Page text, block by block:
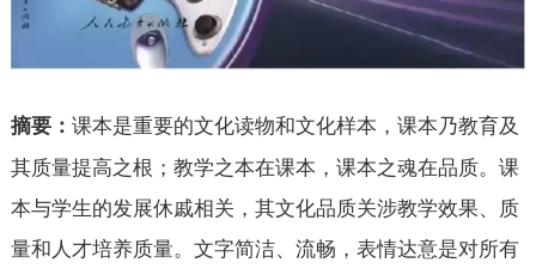
摘要： 课本是重要的文化读物和文化样本， 课本乃教育及
其质量提高之根；教学之本在课本，课本之魂在品质。课
本与学生的发展休戚相关，其文化品质关涉教学效果、质
量和人才培养质量。 文字简洁、流畅，表情达意是对所有